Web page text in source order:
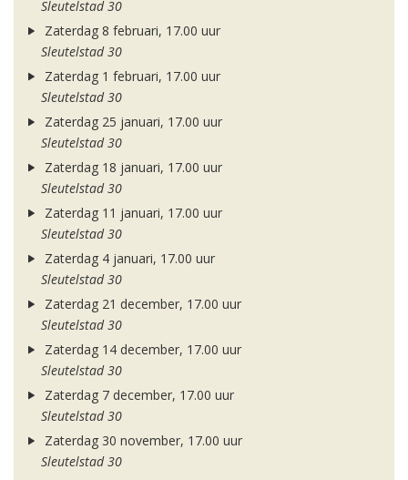
Sleutelstad 30
Zaterdag 8 februari, 17.00 uur
Sleutelstad 30
Zaterdag 1 februari, 17.00 uur
Sleutelstad 30
Zaterdag 25 januari, 17.00 uur
Sleutelstad 30
Zaterdag 18 januari, 17.00 uur
Sleutelstad 30
Zaterdag 11 januari, 17.00 uur
Sleutelstad 30
Zaterdag 4 januari, 17.00 uur
Sleutelstad 30
Zaterdag 21 december, 17.00 uur
Sleutelstad 30
Zaterdag 14 december, 17.00 uur
Sleutelstad 30
Zaterdag 7 december, 17.00 uur
Sleutelstad 30
Zaterdag 30 november, 17.00 uur
Sleutelstad 30